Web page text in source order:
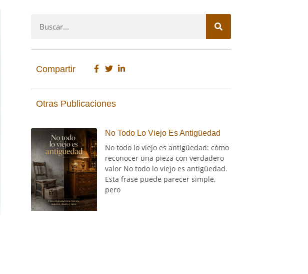
Compartir
Otras Publicaciones
No Todo Lo Viejo Es Antigüedad
No todo lo viejo es antigüedad: cómo
reconocer una pieza con verdadero
valor No todo lo viejo es antigüedad.
Esta frase puede parecer simple,
pero